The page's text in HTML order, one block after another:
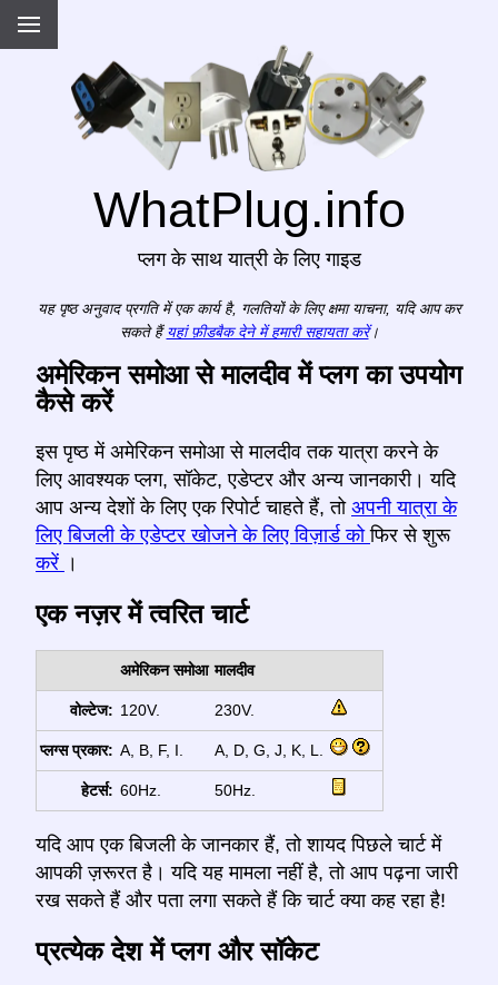
WhatPlug.info
प्लग के साथ यात्री के लिए गाइड
यह पृष्ठ अनुवाद प्रगति में एक कार्य है, गलतियों के लिए क्षमा याचना, यदि आप कर
सकते हैं यहां फ़ीडबैक देने में हमारी सहायता करें।
अमेरिकन समोआ से मालदीव में प्लग का उपयोग
कैसे करें
इस पृष्ठ में अमेरिकन समोआ से मालदीव तक यात्रा करने के
लिए आवश्यक प्लग, सॉकेट, एडेप्टर और अन्य जानकारी। यदि
आप अन्य देशों के लिए एक रिपोर्ट चाहते हैं, तो अपनी यात्रा के
लिए बिजली के एडेप्टर खोजने के लिए विज़ार्ड कोफिर से शुरू
करें ।
एक नज़र में त्वरित चार्ट
अमेरिकन समोआ मालदीव
वोल्टेज: 120V. 230V.
प्लग्स प्रकार: A, B, F, I. A, D, G, J, K, L.
हेटर्स: 60Hz. 50Hz.
यदि आप एक बिजली के जानकार हैं, तो शायद पिछले चार्ट में
आपकी ज़रूरत है। यदि यह मामला नहीं है, तो आप पढ़ना जारी
रख सकते हैं और पता लगा सकते हैं कि चार्ट क्या कह रहा है!
प्रत्येक देश में प्लग और सॉकेट